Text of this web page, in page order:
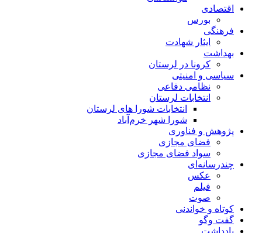
اقتصادی
بورس
فرهنگی
ایثار شهادت
بهداشت
کرونا در لرستان
سیاسی و امنیتی
نظامی دفاعی
انتخابات لرستان
انتخابات شورا های لرستان
شورا شهر خرم‌آباد
پژوهش و فناوری
فضای مجازی
سواد فضای مجازی
چندرسانه‌ای
عكس
فیلم
صوت
کوتاه و خواندنی
گفت وگو
یادداشت